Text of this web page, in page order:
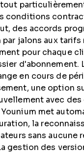
conditions
des accords
jalons aux tarifs
pour chaque
d'abonnement.
en cours de
une option
avec
met
la
sans aucune
gestion des